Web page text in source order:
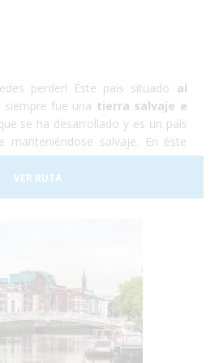
perder! Éste país situado al
siempre fue una tierra salvaje e
se ha desarrollado y es un país
manteniéndose salvaje. En éste
en la autentica Escocia y no nos
¡Así que vámonos ya! ¡No te lo
que te encantará!Sólo
VER RUTA